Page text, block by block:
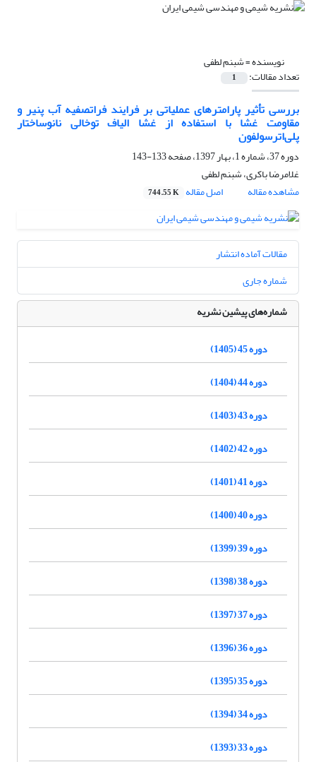
نویسنده =شبنم لطفی
تعداد مقالات: 1
بررسی تأثیر پارامترهای عملیاتی بر فرایند فراتصفیه آب پنیر و
مقاومت غشا با استفاده از غشا الیاف توخالی نانوساختار
پلی‌اترسولفون
دوره 37، شماره 1، بهار 1397، صفحه
133-143
غلامرضا باکری، شبنم لطفی
مشاهده مقاله
اصل مقاله 744.55 K
مقالات آماده انتشار
شماره جاری
شماره‌های پیشین نشریه
دوره 45 (1405)
دوره 44 (1404)
دوره 43 (1403)
دوره 42 (1402)
دوره 41 (1401)
دوره 40 (1400)
دوره 39 (1399)
دوره 38 (1398)
دوره 37 (1397)
دوره 36 (1396)
دوره 35 (1395)
دوره 34 (1394)
دوره 33 (1393)